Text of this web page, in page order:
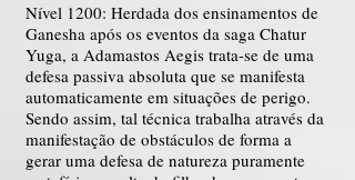
Nível 1200: Herdada dos ensinamentos de
Ganesha após os eventos da saga Chatur
Yuga, a Adamastos Aegis trata-se de uma
defesa passiva absoluta que se manifesta
automaticamente em situações de perigo.
Sendo assim, tal técnica trabalha através da
manifestação de obstáculos de forma a
gerar uma defesa de natureza puramente